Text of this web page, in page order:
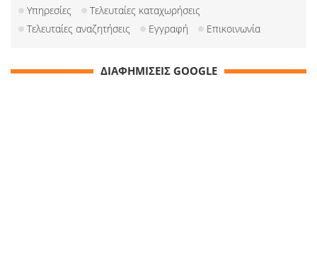
Υπηρεσίες
Τελευταίες καταχωρήσεις
Τελευταίες αναζητήσεις
Εγγραφή Επικοινωνία
ΔΙΑΦΗΜΙΣΕΙΣ GOOGLE